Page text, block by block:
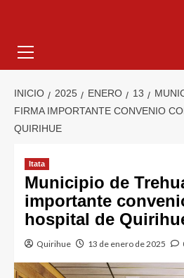
INICIO 2025 ENERO 13
FIRMA IMPORTANTE CONVENIO
QUIRIHUE
Itata
Municipio de
importante
hospital de
Quirihue 13 de enero de 2025